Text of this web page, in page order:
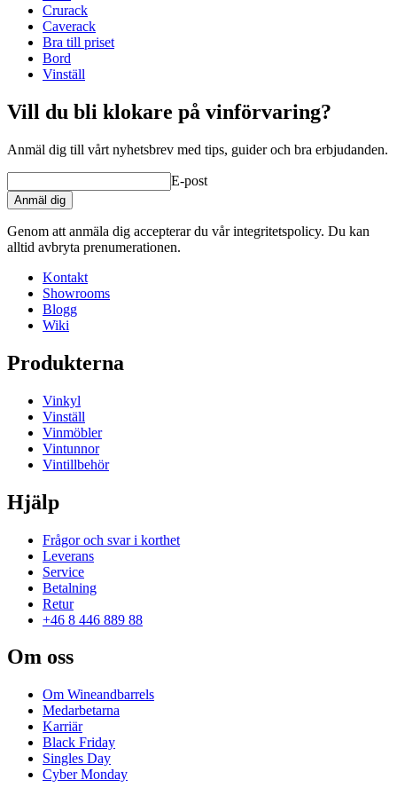
Designa och inred själv
Med vårtonlineverktyg för inredning
inreda din nya vinkällare eller vinrum.
Verktyget är mycket lätt och enkelt att använda. Allt sker
din dator.
Vikt (kg)
Crurack
Caverack
Bra till priset
Bord
Vinställ
Vill du bli klokare på vinförvaring?
Anmäl dig till vårt nyhetsbrev med tips, guider och bra erbjudanden.
E-post
Anmäl dig
Genom att anmäla dig accepterar du vår integritetspolicy. Du kan
alltid avbryta prenumerationen.
Kontakt
Showrooms
Blogg
Wiki
Produkterna
Vinkyl
Vinställ
Vinmöbler
Vintunnor
Vintillbehör
Hjälp
Frågor och svar i korthet
Leverans
Service
Betalning
Retur
+46 8 446 889 88
Om oss
Om Wineandbarrels
Medarbetarna
Karriär
Black Friday
Singles Day
Cyber Monday